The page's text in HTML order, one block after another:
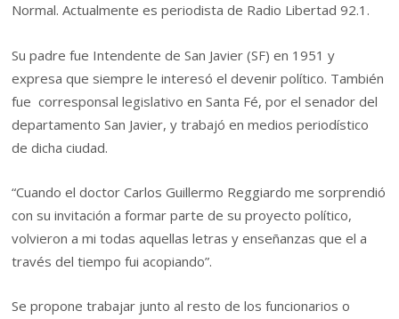
Normal. Actualmente es periodista de Radio Libertad 92.1.
Su padre fue Intendente de San Javier (SF) en 1951 y
expresa que siempre le interesó el devenir político. También
fue corresponsal legislativo en Santa Fé, por el senador del
departamento San Javier, y trabajó en medios periodístico
de dicha ciudad.
“Cuando el doctor Carlos Guillermo Reggiardo me sorprendió
con su invitación a formar parte de su proyecto político,
volvieron a mi todas aquellas letras y enseñanzas que el a
través del tiempo fui acopiando”.
Se propone trabajar junto al resto de los funcionarios o